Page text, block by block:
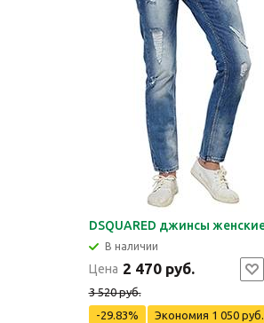
DSQUARED джинсы
В наличии
Цена 2 470 руб.
3 520 руб.
-29.83%
Экономия 1 050 руб.